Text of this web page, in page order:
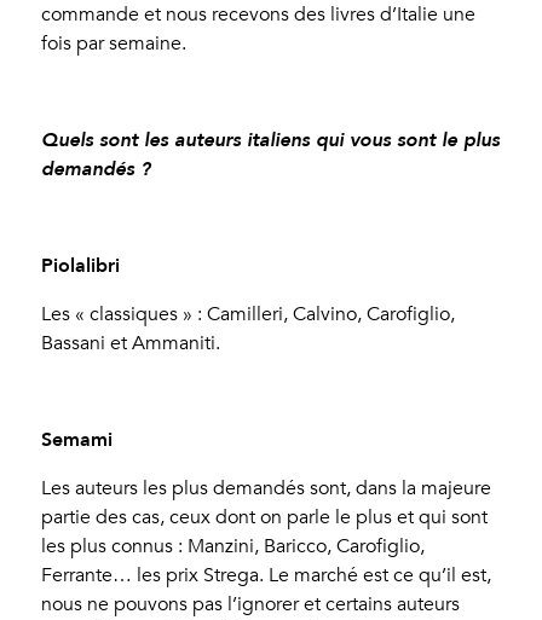
commande et nous recevons des livres d’Italie une
fois par semaine.
Quels sont les auteurs italiens qui vous sont le plus
demandés ?
Piolalibri
Les « classiques » : Camilleri, Calvino, Carofiglio,
Bassani et Ammaniti.
Semami
Les auteurs les plus demandés sont, dans la majeure
partie des cas, ceux dont on parle le plus et qui sont
les plus connus : Manzini, Baricco, Carofiglio,
Ferrante… les prix Strega. Le marché est ce qu’il est,
nous ne pouvons pas l’ignorer et certains auteurs